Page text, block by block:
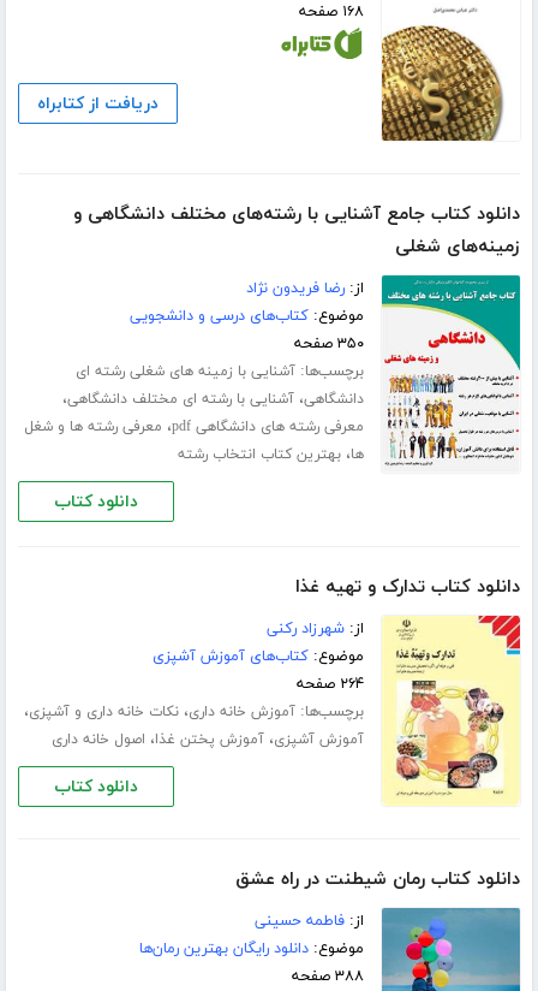
۱۶۸ صفحه
دریافت از کتابراه
دانلود کتاب جامع آشنایی با رشته‌های مختلف دانشگاهی و
زمینه‌های شغلی
از:رضا فریدون نژاد
موضوع:کتاب‌های درسی و دانشجویی
۳۵۰ صفحه
برچسب‌ها:آشنایی با زمینه های شغلی رشته ای
دانشگاهی،آشنایی با رشته ای مختلف دانشگاهی،
معرفی رشته های دانشگاهی pdf ، معرفی رشته ها و شغل
ها،بهترین کتاب انتخاب رشته
دانلود کتاب
دانلود کتاب تدارک و تهیه غذا
از:شهرزاد رکنی
موضوع:کتاب‌های آموزش آشپزی
۲۶۴ صفحه
برچسب‌ها:آموزش خانه داری،نکات خانه داری و آشپزی،
آموزش آشپزی،آموزش پختن غذا، اصول خانه داری
دانلود کتاب
دانلود کتاب رمان شیطنت در راه عشق
از:فاطمه حسینی
موضوع:دانلود رایگان بهترین رمان‌ها
۳۸۸ صفحه